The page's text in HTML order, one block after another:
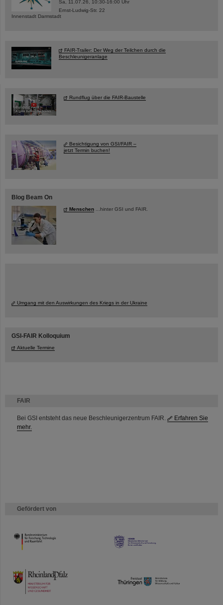
FAIR
Bei GSI entsteht das neue Beschleunigerzentrum FAIR.
Erfahren Sie
mehr.
Gefördert von
HMWK
TMWWDG
Sa, 11.07.26, 10:30-16:00 Uhr
Ernst-Ludwig-Str. 22
Innenstadt Darmstadt
FAIR-Trailer: Der Weg der Teilchen durch die
Beschleunigeranlage
Rundflug über die FAIR-Baustelle
Besichtigung von GSI/FAIR –
jetzt Termin buchen!
Blog Beam On
Menschen ...hinter GSI und FAIR.
Umgang mit den Auswirkungen des Kriegs in der Ukraine
GSI-FAIR Kolloquium
Aktuelle Termine